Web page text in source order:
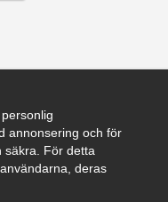
annonsering och för
säkra. För detta
deras